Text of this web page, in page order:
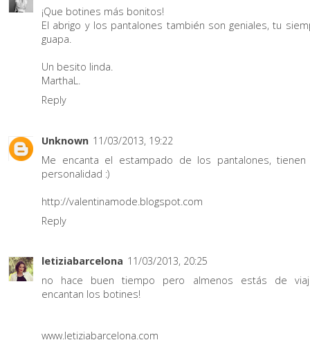
¡Que botines más bonitos!
El abrigo y los pantalones también son geniales, tu
guapa.
Un besito linda.
MarthaL.
Reply
Unknown 11/03/2013, 19:22
Me encanta el estampado de los pantalones, tienen
personalidad :)
http://valentinamode.blogspot.com
Reply
letiziabarcelona 11/03/2013, 20:25
no hace buen tiempo pero almenos estás de
encantan los botines!
www.letiziabarcelona.com